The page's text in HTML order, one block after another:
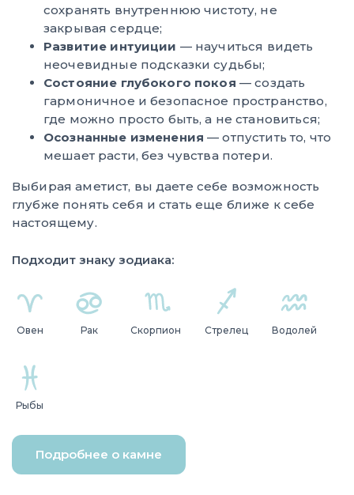
сохранять внутреннюю чистоту, не
закрывая сердце;
Развитие интуиции — научиться видеть
неочевидные подсказки судьбы;
Состояние глубокого покоя — создать
гармоничное и безопасное пространство,
где можно просто быть, а не становиться;
Осознанные изменения — отпустить то, что
мешает расти, без чувства потери.
Выбирая аметист, вы даете себе возможность
глубже понять себя и стать еще ближе к себе
настоящему.
Подходит знаку зодиака:
Овен Рак Скорпион Стрелец Водолей
Рыбы
Подробнее о камне